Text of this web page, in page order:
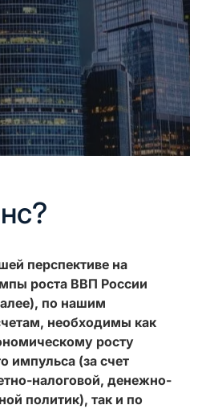
перспективе на
роста ВВП России
по нашим
необходимы как
росту
импульса (за счет
налоговой, денежно-
политик), так и по